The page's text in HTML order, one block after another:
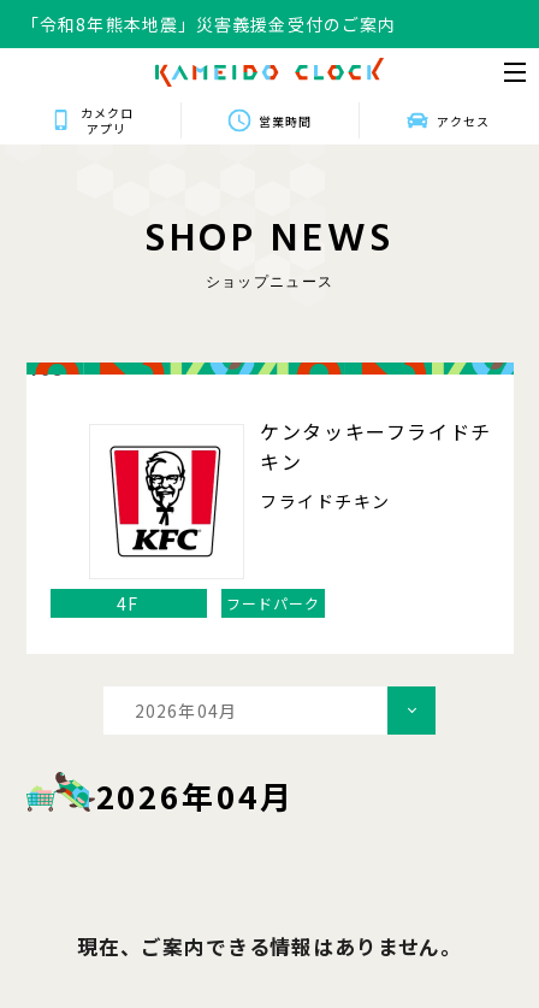
「令和8年熊本地震」災害義援金受付のご案内
カメクロ
アプリ
営業時間 アクセス
SHOP NEWS
ショップニュース
408
ケンタッキーフライドチ
キン
フライドチキン
4F フードパーク
2026年04月
2026年04月
現在、ご案内できる情報はありません。